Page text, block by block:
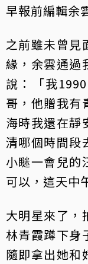
早報前編輯余
之前雖未曾見
緣，余雲通過
說：「我
哥，他贈我有
海時我還在靜
清哪個時間段
小瞇一會兒的
可以，這天中
大明星來了，
林青霞蹲下身
隨即拿出她和